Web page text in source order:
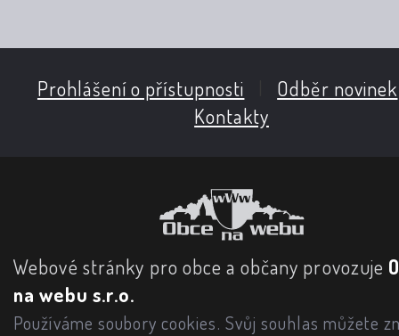
Prohlášení o přístupnosti Odběr novinek
Kontakty
Webové stránky pro obce a občany provozuje
na webu s.r.o.
Používáme soubory cookies. Svůj souhlas můžete